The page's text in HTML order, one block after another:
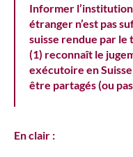
Informer
étranger n’est pas
suisse rendue par le
(1) reconnaît le
exécutoire en
être partagés (ou
En clair :